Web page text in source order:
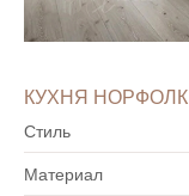
КУХНЯ НОРФОЛК
Стиль
Материал